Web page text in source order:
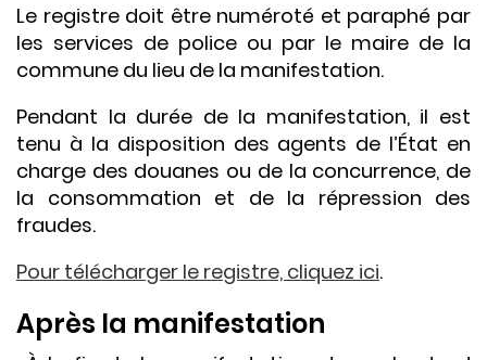
Le registre doit être numéroté et paraphé par
les services de police ou par le maire de la
commune du lieu de la manifestation.
Pendant la durée de la manifestation, il est
tenu à la disposition des agents de l’État en
charge des douanes ou de la concurrence, de
la consommation et de la répression des
fraudes.
Pour télécharger le registre, cliquez ici.
Après la manifestation